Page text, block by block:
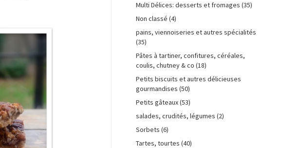
Multi Délices: desserts et fromages (35)
Non classé (4)
pains, viennoiseries et autres spécialités
(35)
Pâtes à tartiner, confitures, céréales,
coulis, chutney & co (18)
Petits biscuits et autres délicieuses
gourmandises (50)
Petits gâteaux(53)
salades, crudités, légumes (2)
Sorbets (6)
Tartes, tourtes (40)